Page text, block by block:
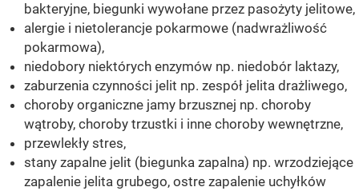
bakteryjne, biegunki wywołane przez pasożyty jelitowe,
alergie i nietolerancje pokarmowe (nadwrażliwość
pokarmowa),
niedobory niektórych enzymów np. niedobór laktazy,
zaburzenia czynności jelit np. zespół jelita drażliwego,
choroby organiczne jamy brzusznej np. choroby
wątroby, choroby trzustki i inne choroby wewnętrzne,
przewlekły stres,
stany zapalne jelit (biegunka zapalna) np. wrzodziejące
zapalenie jelita grubego, ostre zapalenie uchyłków